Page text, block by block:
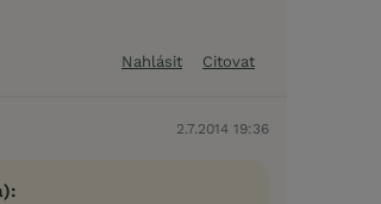
Nahlásit Citovat
2.7.2014 19:36